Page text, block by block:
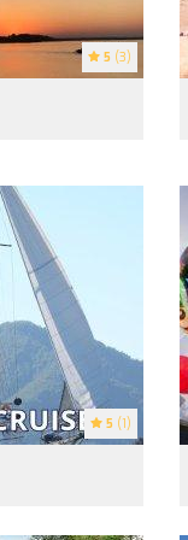
5 (3)
5 (1)